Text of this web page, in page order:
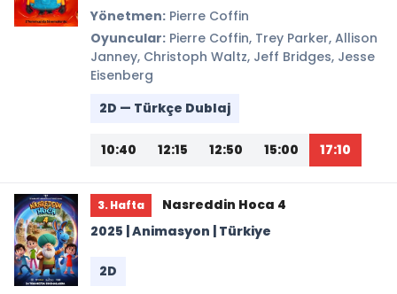
Yönetmen: Pierre Coffin
Oyuncular: Pierre Coffin, Trey Parker, Allison
Janney, Christoph Waltz, Jeff Bridges, Jesse
Eisenberg
2D — Türkçe Dublaj
10:40 12:15 12:50 15:00 17:10
3. Hafta
Nasreddin Hoca 4
2025 | Animasyon | Türkiye
2D